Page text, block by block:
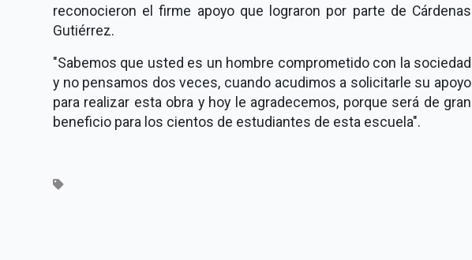
reconocieron el firme apoyo que lograron por parte de Cárdenas
Gutiérrez.
"Sabemos que usted es un hombre comprometido con la sociedad
y no pensamos dos veces, cuando acudimos a solicitarle su apoyo
para realizar esta obra y hoy le agradecemos, porque será de gran
beneficio para los cientos de estudiantes de esta escuela".